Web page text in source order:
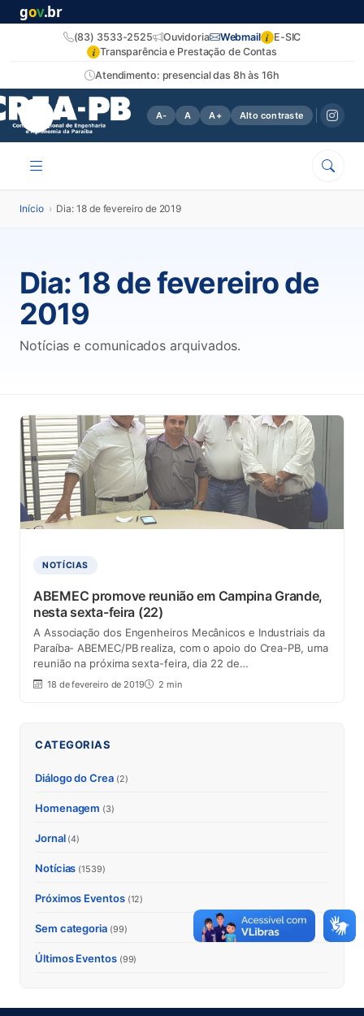
gov.br
Atendimento: presencial das 8h às 16h
(83) 3533-2525 Ouvidoria Webmail i E-SIC
i Transparência e Prestação de Contas
A- A A+ Alto contraste
Início › Dia: 18 de fevereiro de 2019
Dia: 18 de fevereiro de
2019
Notícias e comunicados arquivados.
NOTÍCIAS
ABEMEC promove reunião em Campina Grande,
nesta sexta-feira (22)
A Associação dos Engenheiros Mecânicos e Industriais da
Paraíba- ABEMEC/PB realiza, com o apoio do Crea-PB, uma
reunião na próxima sexta-feira, dia 22 de…
18 de fevereiro de 2019 2 min
CATEGORIAS
Diálogo do Crea (2)
Homenagem (3)
Jornal (4)
Notícias (1539)
Próximos Eventos (12)
Sem categoria (99)
Últimos Eventos (99)